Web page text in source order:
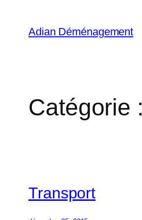
contenu
Adian Déménagement
Catégorie :
Transport